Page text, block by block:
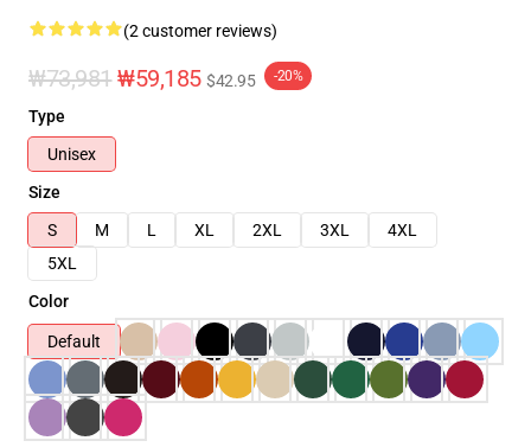
(2 customer reviews)
₩73,981 ₩59,185 $42.95 -20%
Type
Unisex
Size
S
M L XL 2XL 3XL
4XL
5XL
Color
Default